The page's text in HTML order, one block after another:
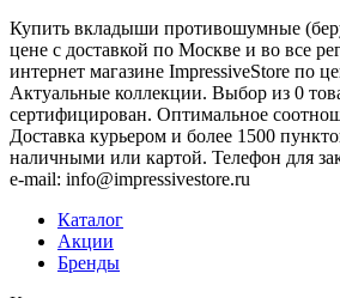
Купить вкладыши противошумные
цене с доставкой по Москве и во все
интернет магазине ImpressiveStore по
Актуальные коллекции. Выбор из 0
сертифицирован. Оптимальное
Доставка курьером и более 1500
наличными или картой. Телефон для
e-mail: info@impressivestore.ru
Каталог
Акции
Бренды